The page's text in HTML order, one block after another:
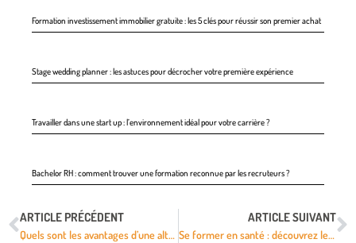
Formation investissement immobilier gratuite : les 5 clés pour réussir son premier achat
Stage wedding planner : les astuces pour décrocher votre première expérience
Travailler dans une start up : l’environnement idéal pour votre carrière ?
Bachelor RH : comment trouver une formation reconnue par les recruteurs ?
ARTICLE PRÉCÉDENT
Quels sont les avantages d’une alternance en ressources humaines ?
ARTICLE SUIVANT
Se former en santé : découvrez les secrets de la réussite continue